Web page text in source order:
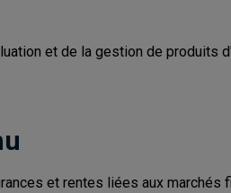
et de la gestion de produits
et rentes liées aux